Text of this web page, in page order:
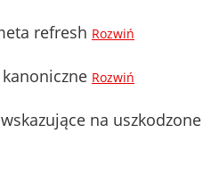
refresh Rozwiń
Rozwiń
na uszkodzone